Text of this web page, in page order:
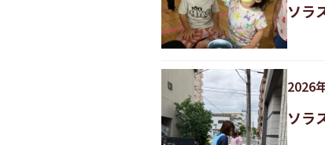
ソラ
2026
ソラ